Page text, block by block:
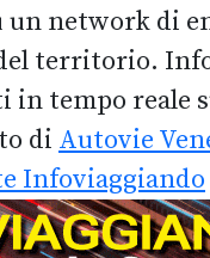
un network di
territorio.
in tempo reale
di Autovie
Infoviaggiando